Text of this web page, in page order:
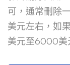
可，通常刪除
美元左右，如
美元至6000美